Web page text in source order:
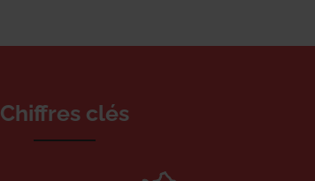
Chiffres clés